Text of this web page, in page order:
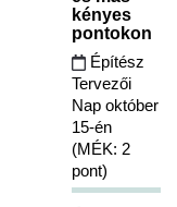
kényes
pontokon
Építész
Tervezői
Nap október
15-én
(MÉK: 2
pont)